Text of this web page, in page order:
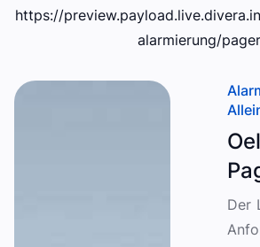
https://
alarmierung/pager
Der